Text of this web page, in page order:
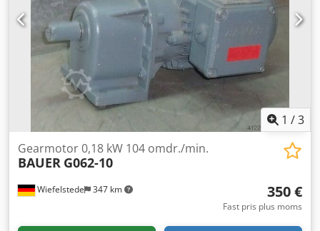
1 /3
Wiefelstede 347 km
Gearmotor 0,18 kW 104 omdr./min.
BAUER G062-10
350 €
Fast pris plus moms